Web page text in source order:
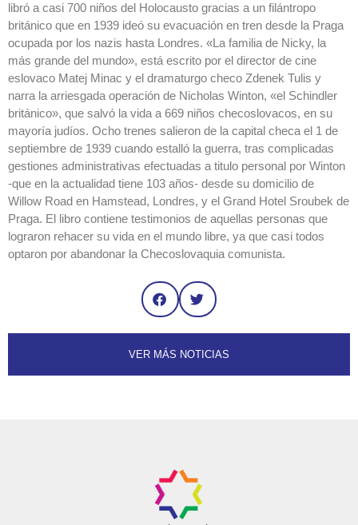
libró a casi 700 niños del Holocausto gracias a un filántropo
británico que en 1939 ideó su evacuación en tren desde la Praga
ocupada por los nazis hasta Londres. «La familia de Nicky, la
más grande del mundo», está escrito por el director de cine
eslovaco Matej Minac y el dramaturgo checo Zdenek Tulis y
narra la arriesgada operación de Nicholas Winton, «el Schindler
británico», que salvó la vida a 669 niños checoslovacos, en su
mayoría judíos. Ocho trenes salieron de la capital checa el 1 de
septiembre de 1939 cuando estalló la guerra, tras complicadas
gestiones administrativas efectuadas a titulo personal por Winton
-que en la actualidad tiene 103 años- desde su domicilio de
Willow Road en Hamstead, Londres, y el Grand Hotel Sroubek de
Praga. El libro contiene testimonios de aquellas personas que
lograron rehacer su vida en el mundo libre, ya que casi todos
optaron por abandonar la Checoslovaquia comunista.
VER MÁS NOTICIAS